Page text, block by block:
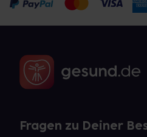
Fragen zu Deiner